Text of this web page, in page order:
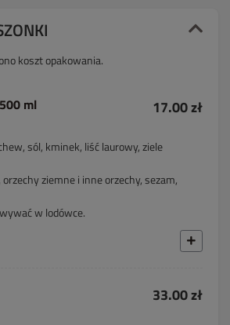
koszt opakowania.
ml 17.00 zł
sól, kminek, liść laurowy, ziele
ziemne i inne orzechy, sezam,
w lodówce.
33.00 zł